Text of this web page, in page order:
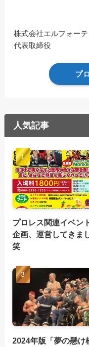
株式会社エルフォー
代表取締役
プ
人気記事
プロレス関連イベン
企画、運営してきま
笑
2024年版「夢の懸け